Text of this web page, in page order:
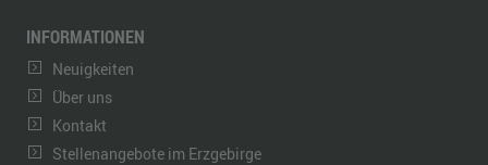
INFORMATIONEN
Neuigkeiten
Über uns
Kontakt
Stellenangebote im Erzgebirge